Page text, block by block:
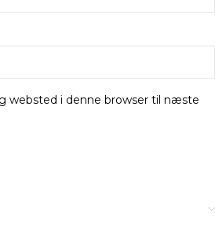
websted i denne browser til næste